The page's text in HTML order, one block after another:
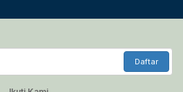
Daftar